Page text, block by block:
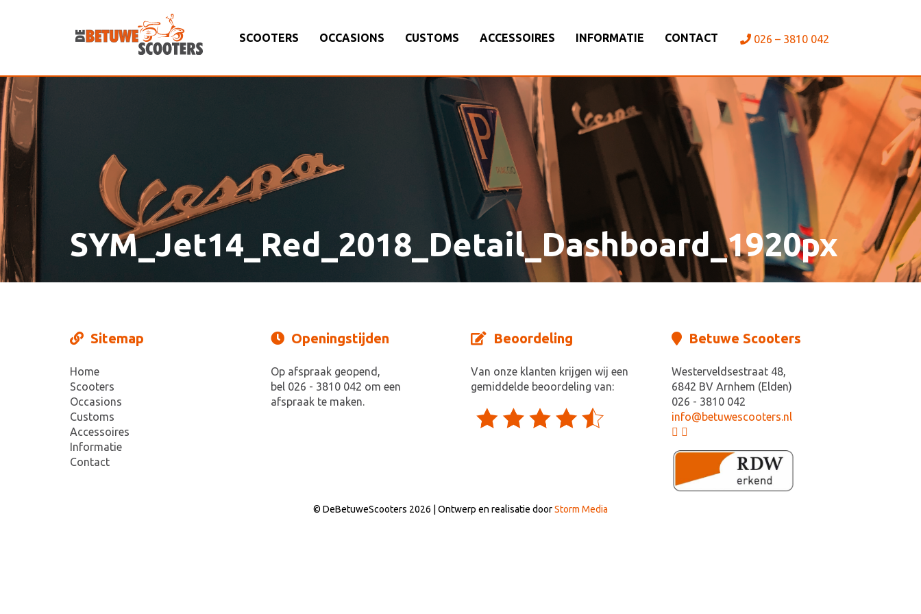
SCOOTERS OCCASIONS CUSTOMS ACCESSOIRES INFORMATIE CONTACT 026 – 3810 042
SYM_Jet14_Red_2018_Detail_Dashboard_1920px
Sitemap
Home
Scooters
Occasions
Customs
Accessoires
Informatie
Contact
Openingstijden
Op afspraak geopend,
bel 026 - 3810 042 om een
afspraak te maken.
Beoordeling
Van onze klanten krijgen wij een
gemiddelde beoordeling van:
Betuwe Scooters
Westerveldsestraat 48,
6842 BV Arnhem (Elden)
026 - 3810 042
info@betuwescooters.nl
© DeBetuweScooters 2026 | Ontwerp en realisatie doorStorm Media